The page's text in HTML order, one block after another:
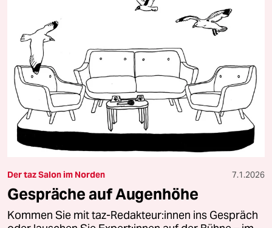
Der taz Salon im Norden 7.1.2026
Gespräche auf Augenhöhe
Kommen Sie mit taz-Redakteur:innen ins Gespräch